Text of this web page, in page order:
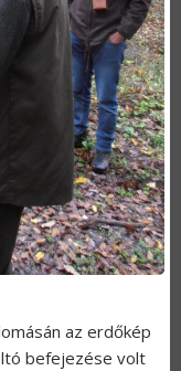
az erdőkép
befejezése volt